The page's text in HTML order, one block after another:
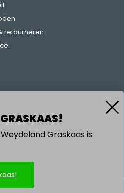
retourneren
Graskaas is